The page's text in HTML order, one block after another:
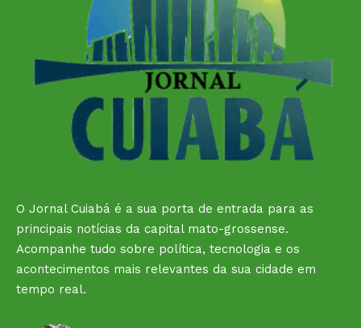
O Jornal Cuiabá é a sua porta de entrada para as
principais notícias da capital mato-grossense.
Acompanhe tudo sobre política, tecnologia e os
acontecimentos mais relevantes da sua cidade em
tempo real.